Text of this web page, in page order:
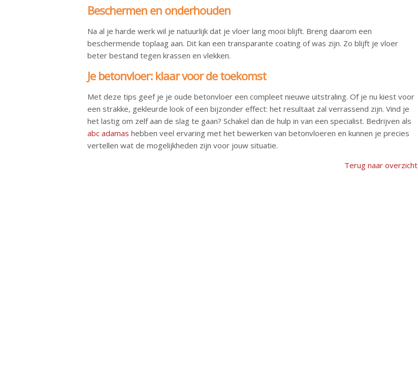
Beschermen en onderhouden
Na al je harde werk wil je natuurlijk dat je vloer lang mooi blijft. Breng daarom een
beschermende toplaag aan. Dit kan een transparante coating of was zijn. Zo blijft je vloer
beter bestand tegen krassen en vlekken.
Je betonvloer: klaar voor de toekomst
Met deze tips geef je je oude betonvloer een compleet nieuwe uitstraling. Of je nu kiest voor
een strakke, gekleurde look of een bijzonder effect: het resultaat zal verrassend zijn. Vind je
het lastig om zelf aan de slag te gaan? Schakel dan de hulp in van een specialist. Bedrijven als
abc adamas hebben veel ervaring met het bewerken van betonvloeren en kunnen je precies
vertellen wat de mogelijkheden zijn voor jouw situatie.
Terug naar overzicht